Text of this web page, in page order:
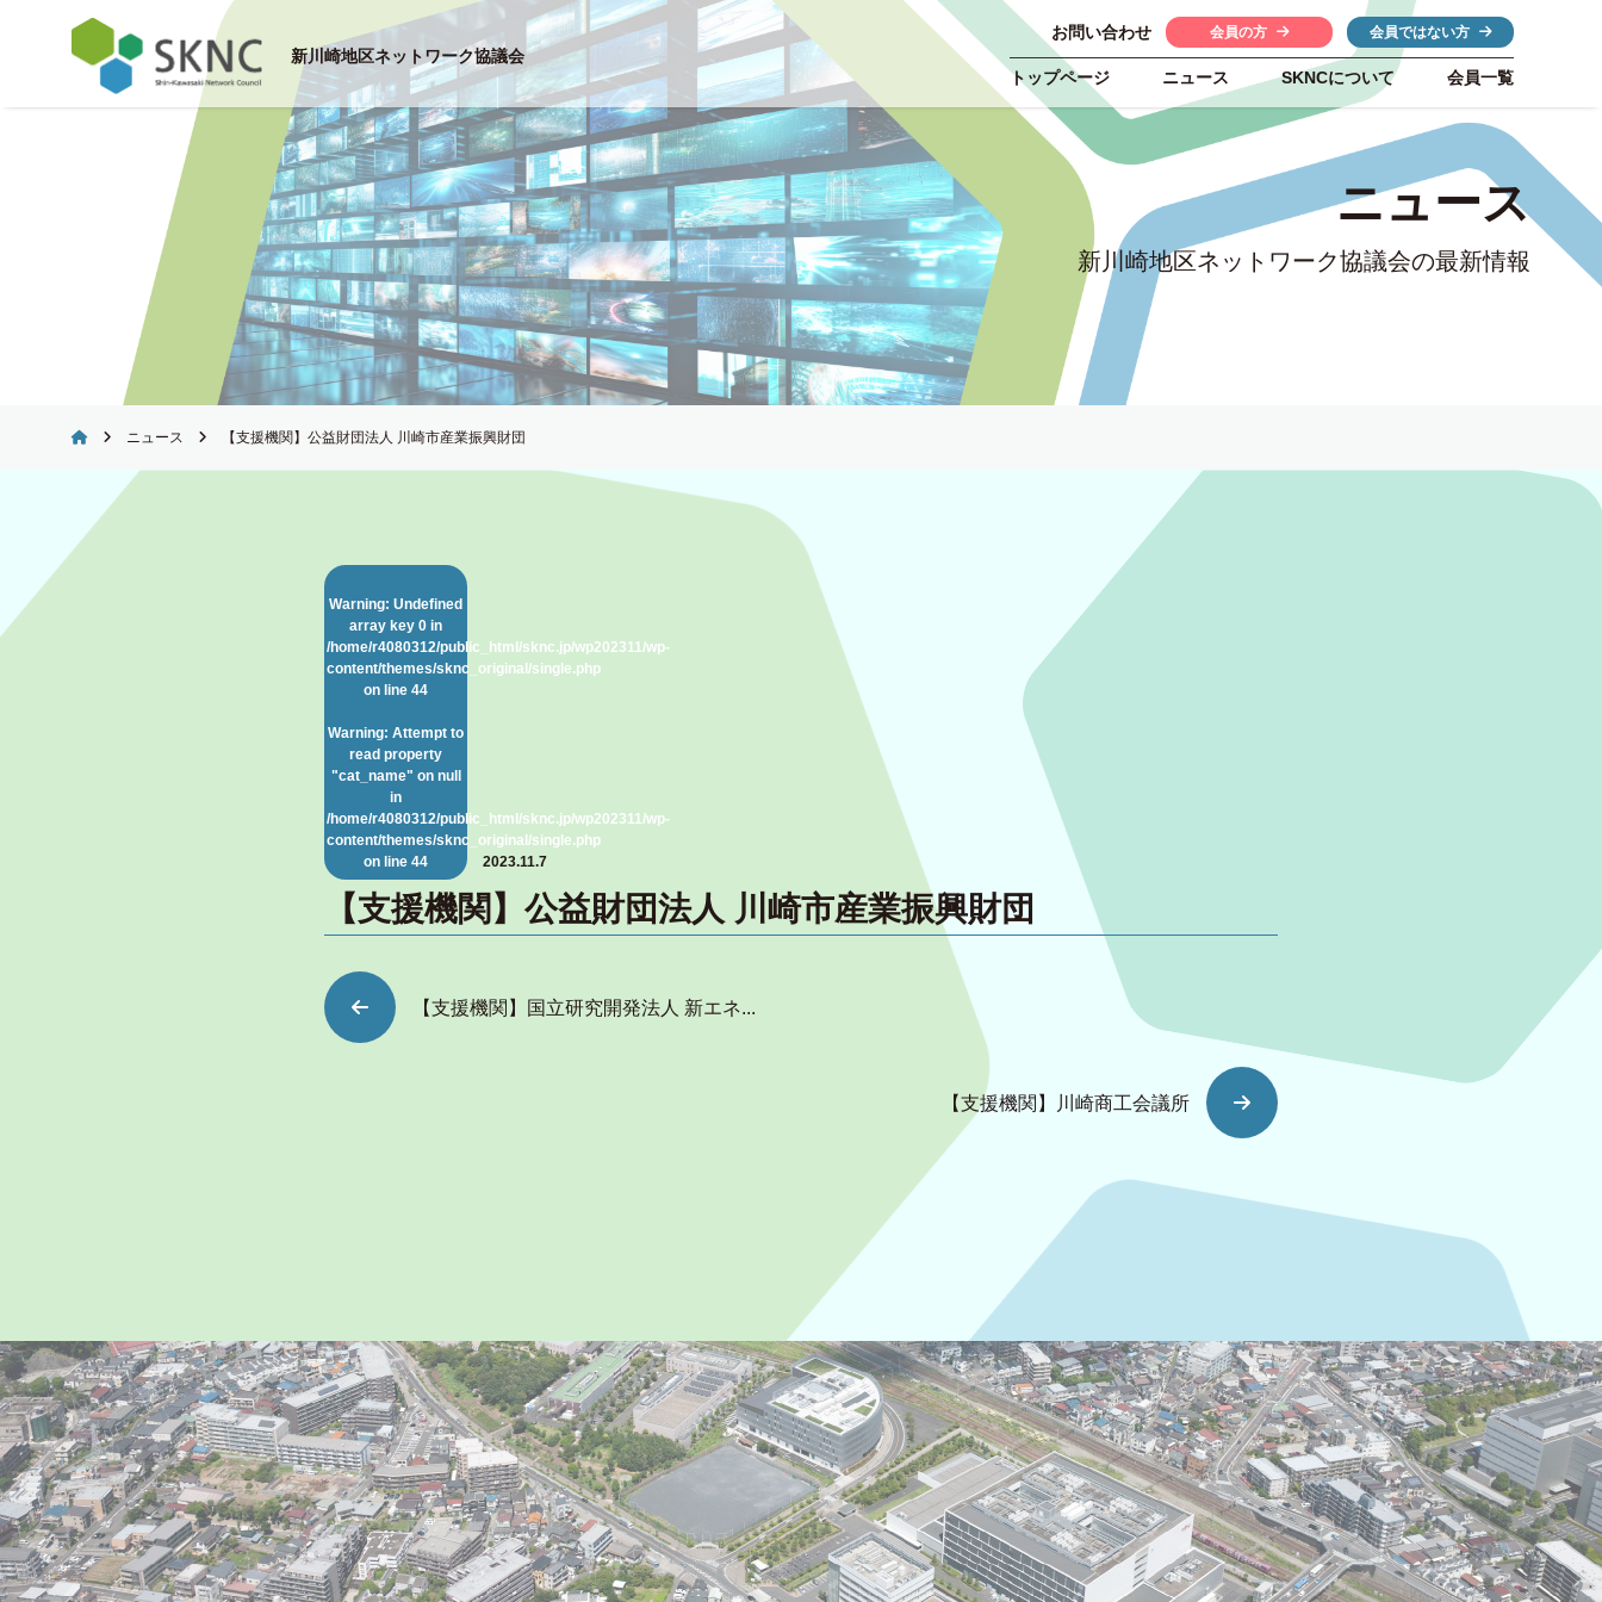
新川崎地区ネットワーク協議会
お問い合わせ 会員の方 会員ではない方
トップページ ニュース SKNCについて 会員一覧
ニュース
新川崎地区ネットワーク協議会の最新情報
ニュース 【支援機関】公益財団法人 川崎市産業振興財団
Warning: Undefined
array key 0 in
/home/r4080312/public_html/sknc.jp/wp202311/wp-
content/themes/sknc_original/single.php
on line 44
Warning: Attempt to
read property
"cat_name" on null
in
/home/r4080312/public_html/sknc.jp/wp202311/wp-
content/themes/sknc_original/single.php
on line 44 2023.11.7
【支援機関】公益財団法人 川崎市産業振興財団
【支援機関】国立研究開発法人 新エネ...
【支援機関】川崎商工会議所